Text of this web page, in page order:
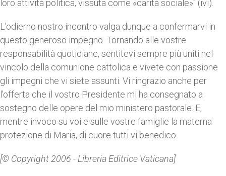
loro attività politica, vissuta come «carità sociale»" (ivi).
L'odierno nostro incontro valga dunque a confermarvi in
questo generoso impegno. Tornando alle vostre
responsabilità quotidiane, sentitevi sempre più uniti nel
vincolo della comunione cattolica e vivete con passione
gli impegni che vi siete assunti. Vi ringrazio anche per
l'offerta che il vostro Presidente mi ha consegnato a
sostegno delle opere del mio ministero pastorale. E,
mentre invoco su voi e sulle vostre famiglie la materna
protezione di Maria, di cuore tutti vi benedico.
[© Copyright 2006 - Libreria Editrice Vaticana]